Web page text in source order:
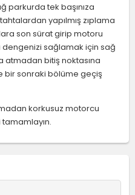
parkurda tek başınıza
yapılmış zıplama
son sürat girip motoru
sağlamak için sağ
atmadan bitiş noktasına
bir sonraki bölüme geçiş
korkusuz motorcu